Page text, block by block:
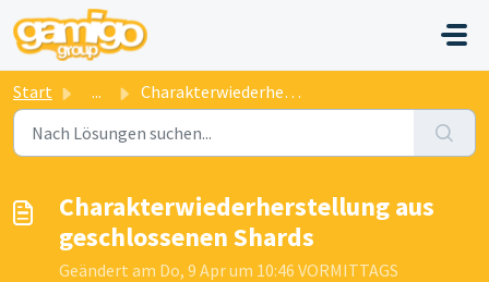
Zum hauptsächlichen Inhalt gehen
Start ... Charakterwiederherstellung aus geschlossenen Shards
Charakterwiederherstellung aus
geschlossenen Shards
Geändert am Do, 9 Apr um 10:46 VORMITTAGS